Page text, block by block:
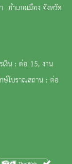
อำเภอเมือง จังหวัด
งิน : ต่อ 15, งาน
โบราณสถาน : ต่อ